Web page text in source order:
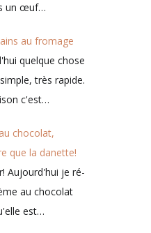
un œuf…
au fromage
quelque chose
très rapide.
c'est…
chocolat,
que la danette!
Aujourd'hui je ré-
au chocolat
est…